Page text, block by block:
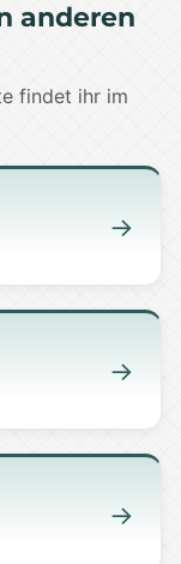
anderen
findet ihr im
→
→
→